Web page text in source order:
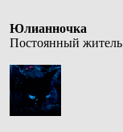
Юлианночка
Постоянный житель